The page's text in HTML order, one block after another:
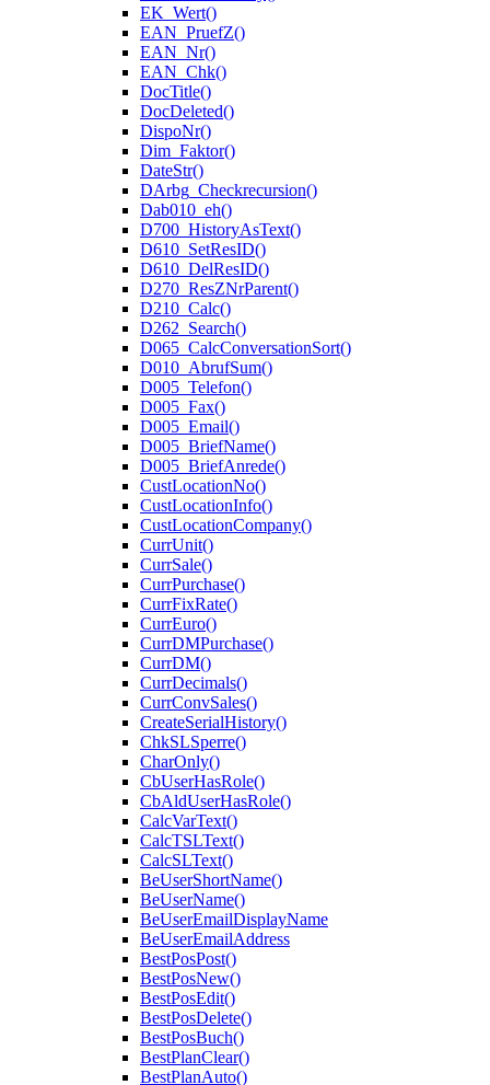
EK_Wert()
EAN_PruefZ()
EAN_Nr()
EAN_Chk()
DocTitle()
DocDeleted()
DispoNr()
Dim_Faktor()
DateStr()
DArbg_Checkrecursion()
Dab010_eh()
D700_HistoryAsText()
D610_SetResID()
D610_DelResID()
D270_ResZNrParent()
D210_Calc()
D262_Search()
D065_CalcConversationSort()
D010_AbrufSum()
D005_Telefon()
D005_Fax()
D005_Email()
D005_BriefName()
D005_BriefAnrede()
CustLocationNo()
CustLocationInfo()
CustLocationCompany()
CurrUnit()
CurrSale()
CurrPurchase()
CurrFixRate()
CurrEuro()
CurrDMPurchase()
CurrDM()
CurrDecimals()
CurrConvSales()
CreateSerialHistory()
ChkSLSperre()
CharOnly()
CbUserHasRole()
CbAldUserHasRole()
CalcVarText()
CalcTSLText()
CalcSLText()
BeUserShortName()
BeUserName()
BeUserEmailDisplayName
BeUserEmailAddress
BestPosPost()
BestPosNew()
BestPosEdit()
BestPosDelete()
BestPosBuch()
BestPlanClear()
BestPlanAuto()